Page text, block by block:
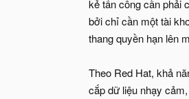
kẻ tấn công cần phải
bởi chỉ cần một tài
thang quyền hạn lên
Theo Red Hat, khả
cắp dữ liệu nhạy